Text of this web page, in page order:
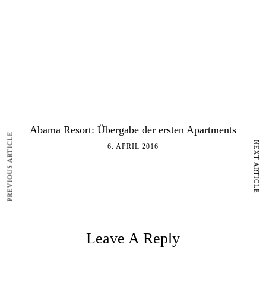
Abama Resort: Übergabe der ersten Apartments
6. APRIL 2016
Leave A Reply
PREVIOUS ARTICLE NEXT ARTICLE